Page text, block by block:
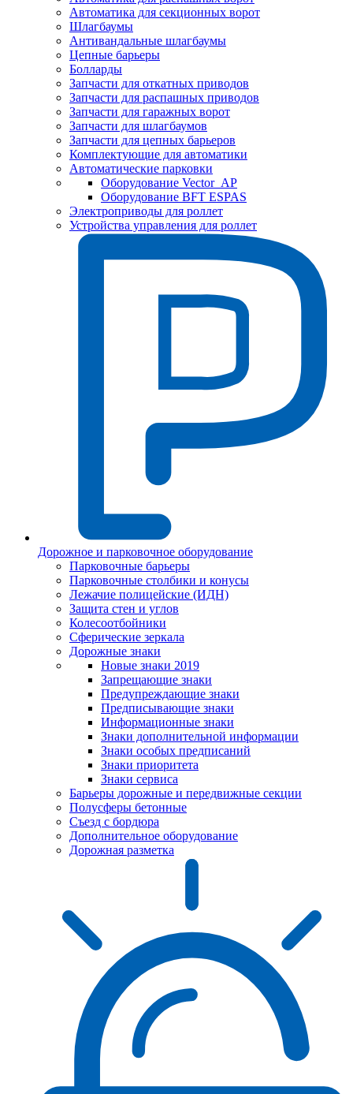
Автоматика для секционных ворот
Шлагбаумы
Антивандальные шлагбаумы
Цепные барьеры
Болларды
Запчасти для откатных приводов
Запчасти для распашных приводов
Запчасти для гаражных ворот
Запчасти для шлагбаумов
Запчасти для цепных барьеров
Комплектующие для автоматики
Автоматические парковки
Оборудование Vector_AP
Оборудование BFT ESPAS
Электроприводы для роллет
Устройства управления для роллет
Дорожное и парковочное оборудование
Парковочные барьеры
Парковочные столбики и конусы
Лежачие полицейские (ИДН)
Защита стен и углов
Колесоотбойники
Сферические зеркала
Дорожные знаки
Новые знаки 2019
Запрещающие знаки
Предупреждающие знаки
Предписывающие знаки
Информационные знаки
Знаки дополнительной информации
Знаки особых предписаний
Знаки приоритета
Знаки сервиса
Барьеры дорожные и передвижные секции
Полусферы бетонные
Съезд с бордюра
Дополнительное оборудование
Дорожная разметка